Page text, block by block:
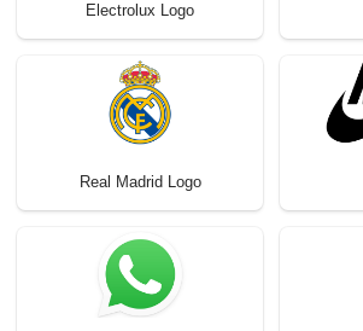
Electrolux Logo
Real Madrid Logo